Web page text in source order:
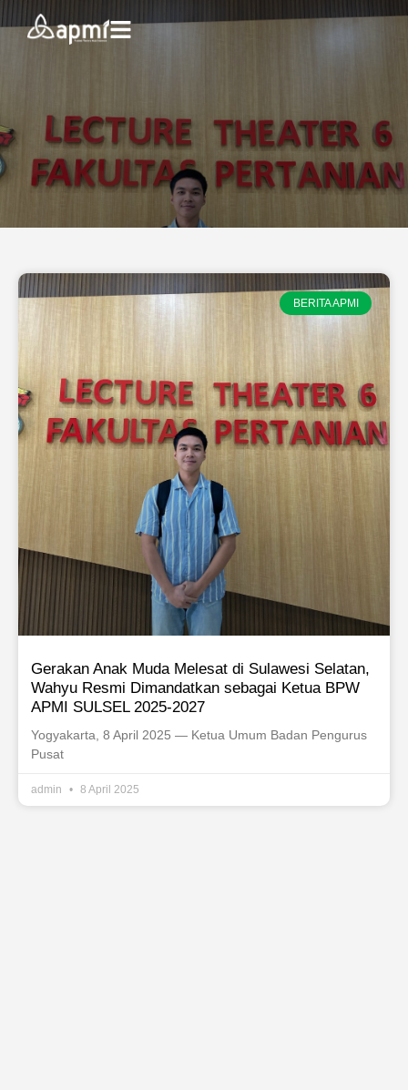
BERITA APMI
Gerakan Anak Muda Melesat di Sulawesi Selatan,
Wahyu Resmi Dimandatkan sebagai Ketua BPW
APMI SULSEL 2025-2027
Yogyakarta, 8 April 2025 — Ketua Umum Badan Pengurus
Pusat
admin 8 April 2025